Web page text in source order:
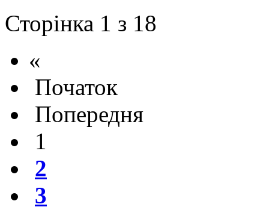
Сторінка 1 з 18
«
Початок
Попередня
1
2
3